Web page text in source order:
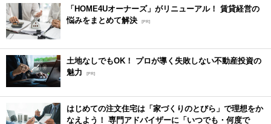
「HOME4Uオーナーズ」がリニューアル！ 賃貸経営の
悩みをまとめて解決 [PR]
土地なしでもOK！ プロが導く失敗しない不動産投資の
魅力
[PR]
はじめての注文住宅は「家づくりのとびら」で理想をか
なえよう！ 専門アドバイザーに「いつでも・何度で